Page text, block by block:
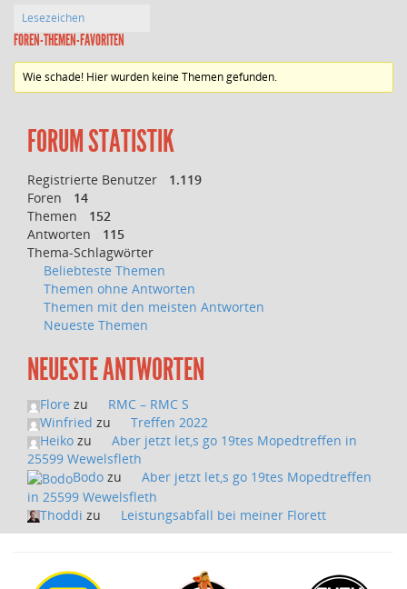
Lesezeichen
FOREN-THEMEN-FAVORITEN
Wie schade! Hier wurden keine Themen gefunden.
FORUM STATISTIK
Registrierte Benutzer
1.119
Foren
14
Themen
152
Antworten
115
Thema-Schlagwörter
Beliebteste Themen
Themen ohne Antworten
Themen mit den meisten Antworten
Neueste Themen
NEUESTE ANTWORTEN
Flore zu
RMC – RMC S
Winfried zu
Treffen 2022
Heiko zu
Aber jetzt let,s go 19tes Mopedtreffen in
25599 Wewelsfleth
Bodo zu
Aber jetzt let,s go 19tes Mopedtreffen
in 25599 Wewelsfleth
Thoddi zu Leistungsabfall bei meiner Florett